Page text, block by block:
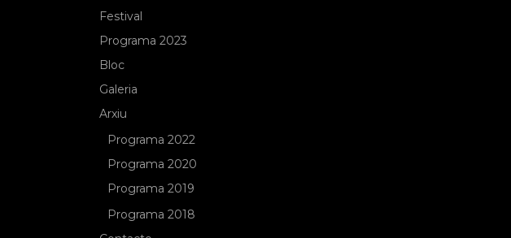
Festival
Programa 2023
Bloc
Galeria
Arxiu
Programa 2022
Programa 2020
Programa 2019
Programa 2018